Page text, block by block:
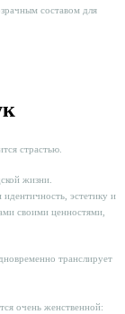
составом для
страстью.
жизни.
эстетику и
своими ценностями,
транслирует
очень женственной: